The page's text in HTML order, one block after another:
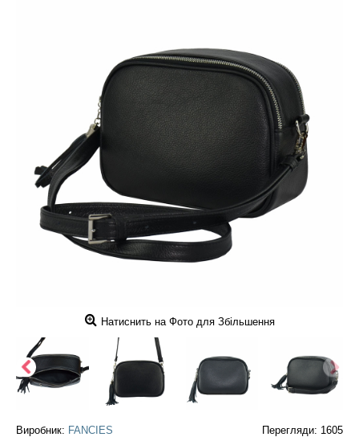
Натиснить на Фото для Збільшення
Перегляди: 1605
Виробник: FANCIES